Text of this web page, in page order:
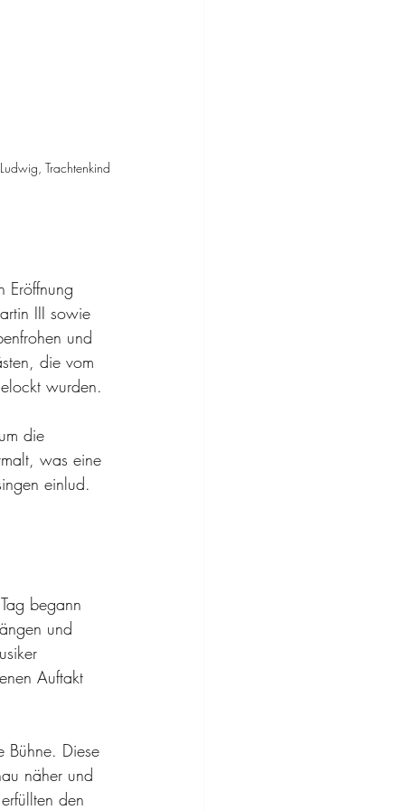
Trachtenkind
Eröffnung
III sowie
und
die vom
wurden.
die
was eine
einlud.
begann
und
Auftakt
Bühne. Diese
näher und
den